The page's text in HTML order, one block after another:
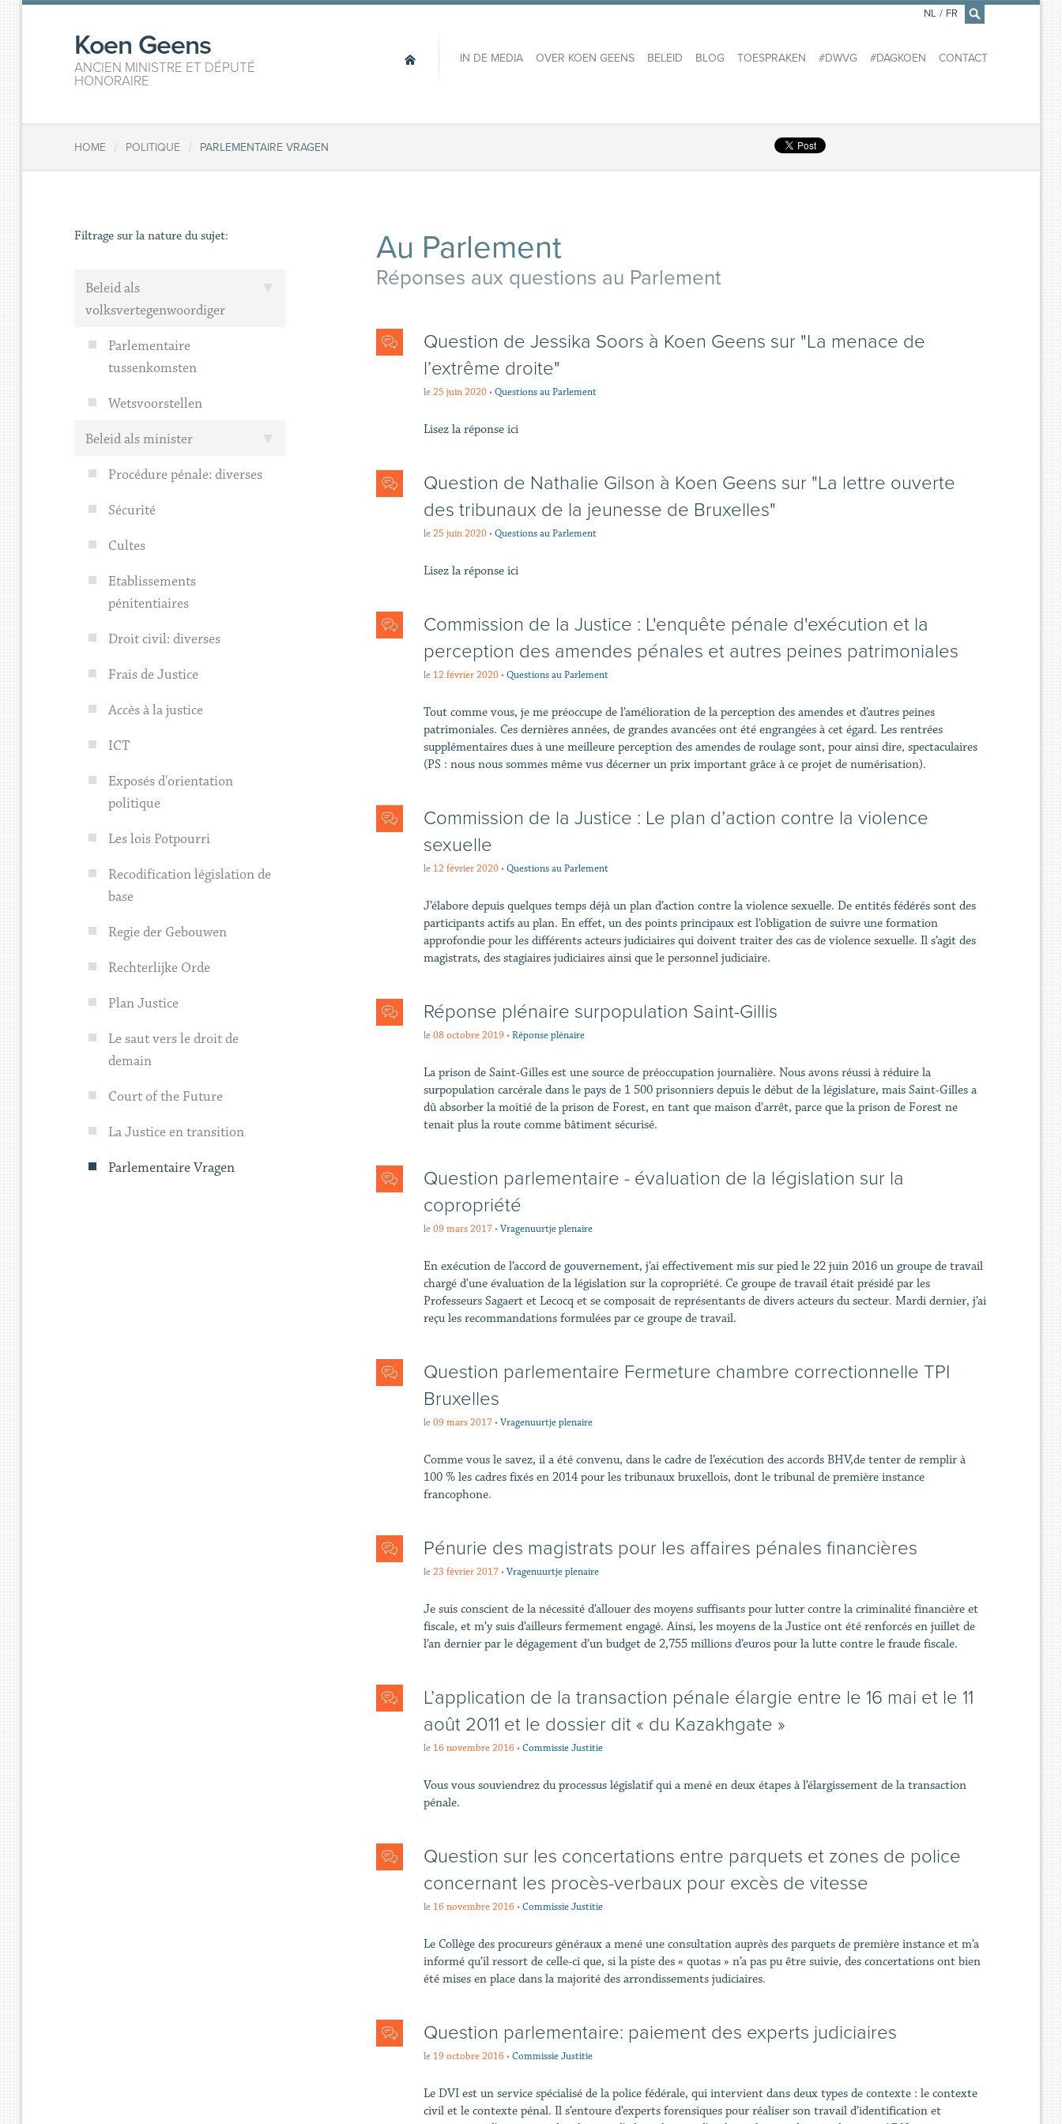
×
Koen Geens
ANCIEN MINISTRE ET DÉPUTÉ
HONORAIRE
IN DE MEDIA OVER KOEN GEENS BELEID BLOG TOESPRAKEN #DWVG #DAGKOEN CONTACT
NL / FR
HOME / POLITIQUE / PARLEMENTAIRE VRAGEN
Au Parlement
Réponses aux questions au Parlement
Question de Jessika Soors à Koen Geens sur "La menace de
l’extrême droite"
le 25 juin 2020 • Questions au Parlement
Lisez la réponse ici
Question de Nathalie Gilson à Koen Geens sur "La lettre ouverte
des tribunaux de la jeunesse de Bruxelles"
le 25 juin 2020 • Questions au Parlement
Lisez la réponse ici
Commission de la Justice : L'enquête pénale d'exécution et la
perception des amendes pénales et autres peines patrimoniales
le 12 février 2020 • Questions au Parlement
Tout comme vous, je me préoccupe de l’amélioration de la perception des amendes et d’autres peines
patrimoniales. Ces dernières années, de grandes avancées ont été engrangées à cet égard. Les rentrées
supplémentaires dues à une meilleure perception des amendes de roulage sont, pour ainsi dire, spectaculaires
(PS : nous nous sommes même vus décerner un prix important grâce à ce projet de numérisation).
Commission de la Justice : Le plan d’action contre la violence
sexuelle
le 12 février 2020 • Questions au Parlement
J’élabore depuis quelques temps déjà un plan d’action contre la violence sexuelle. De entités fédérés sont des
participants actifs au plan. En effet, un des points principaux est l’obligation de suivre une formation
approfondie pour les différents acteurs judiciaires qui doivent traiter des cas de violence sexuelle. Il s’agit des
magistrats, des stagiaires judiciaires ainsi que le personnel judiciaire.
Réponse plénaire surpopulation Saint-Gillis
le 08 octobre 2019 • Réponse plénaire
La prison de Saint-Gilles est une source de préoccupation journalière. Nous avons réussi à réduire la
surpopulation carcérale dans le pays de 1 500 prisonniers depuis le début de la législature, mais Saint-Gilles a
dû absorber la moitié de la prison de Forest, en tant que maison d'arrêt, parce que la prison de Forest ne
tenait plus la route comme bâtiment sécurisé.
Question parlementaire - évaluation de la législation sur la
copropriété
le 09 mars 2017 • Vragenuurtje plenaire
​En exécution de l’accord de gouvernement, j’ai effectivement mis sur pied le 22 juin 2016 un groupe de travail
chargé d’une évaluation de la législation sur la copropriété. Ce groupe de travail était présidé par les
Professeurs Sagaert et Lecocq et se composait de représentants de divers acteurs du secteur. Mardi dernier, j’ai
reçu les recommandations formulées par ce groupe de travail.
Question parlementaire Fermeture chambre correctionnelle TPI
Bruxelles
le 09 mars 2017 • Vragenuurtje plenaire
​Comme vous le savez, il a été convenu, dans le cadre de l’exécution des accords BHV,de tenter de remplir à
100 % les cadres fixés en 2014 pour les tribunaux bruxellois, dont le tribunal de première instance
francophone.
Pénurie des magistrats pour les affaires pénales financières
le 23 février 2017 • Vragenuurtje plenaire
Je suis conscient de la nécessité d’allouer des moyens suffisants pour lutter contre la criminalité financière et
fiscale, et m’y suis d’ailleurs fermement engagé. Ainsi, les moyens de la Justice ont été renforcés en juillet de
l’an dernier par le dégagement d’un budget de 2,755 millions d’euros pour la lutte contre le fraude fiscale.
L’application de la transaction pénale élargie entre le 16 mai et le 11
août 2011 et le dossier dit « du Kazakhgate »
le 16 novembre 2016 • Commissie Justitie
Vous vous souviendrez du processus législatif qui a mené en deux étapes à l’élargissement de la transaction
pénale.
Question sur les concertations entre parquets et zones de police
concernant les procès-verbaux pour excès de vitesse
le 16 novembre 2016 • Commissie Justitie
Le Collège des procureurs généraux a mené une consultation auprès des parquets de première instance et m’a
informé qu’il ressort de celle-ci que, si la piste des « quotas » n’a pas pu être suivie, des concertations ont bien
été mises en place dans la majorité des arrondissements judiciaires.
Question parlementaire: paiement des experts judiciaires
le 19 octobre 2016 • Commissie Justitie
Le DVI est un service spécialisé de la police fédérale, qui intervient dans deux types de contexte : le contexte
civil et le contexte pénal. Il s’entoure d’experts forensiques pour réaliser son travail d’identification et
Filtrage sur la nature du sujet:
Beleid als
volksvertegenwoordiger
Parlementaire
tussenkomsten
Wetsvoorstellen
Beleid als minister
Procédure pénale: diverses
Sécurité
Cultes
Etablissements
pénitentiaires
Droit civil: diverses
Frais de Justice
Accès à la justice
ICT
Exposés d'orientation
politique
Les lois Potpourri
Recodification législation de
base
Regie der Gebouwen
Rechterlijke Orde
Plan Justice
Le saut vers le droit de
demain
Court of the Future
La Justice en transition
Parlementaire Vragen